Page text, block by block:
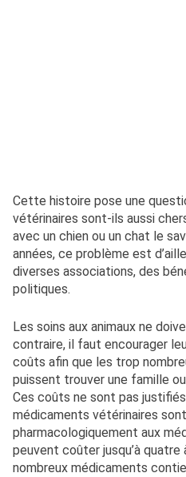
Cette histoire pose une
vétérinaires sont-ils aussi
avec un chien ou un chat le
années, ce problème est
diverses associations, des
politiques.
Les soins aux animaux ne
contraire, il faut encourager
coûts afin que les trop
puissent trouver une famille
Ces coûts ne sont pas
médicaments vétérinaires
pharmacologiquement aux
peuvent coûter jusqu’à
nombreux médicaments